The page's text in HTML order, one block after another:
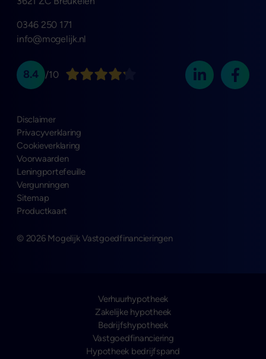
0346 250 171
info@mogelijk.nl
8.4 /10
© 2026 Mogelijk Vastgoedfinancieringen
Disclaimer
Privacyverklaring
Cookieverklaring
Voorwaarden
Leningportefeuille
Vergunningen
Sitemap
Productkaart
Verhuurhypotheek
Zakelijke hypotheek
Bedrijfshypotheek
Vastgoedfinanciering
Hypotheek bedrijfspand